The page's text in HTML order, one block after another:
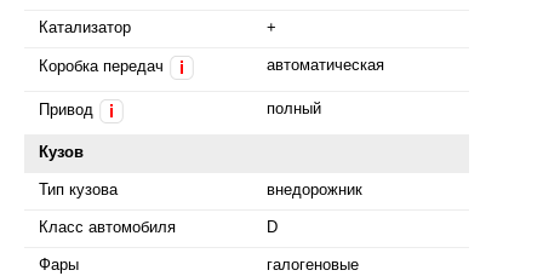
Катализатор +
Коробка передач автоматическая
Привод полный
Кузов
Тип кузова внедорожник
Класс автомобиля D
Фары галогеновые